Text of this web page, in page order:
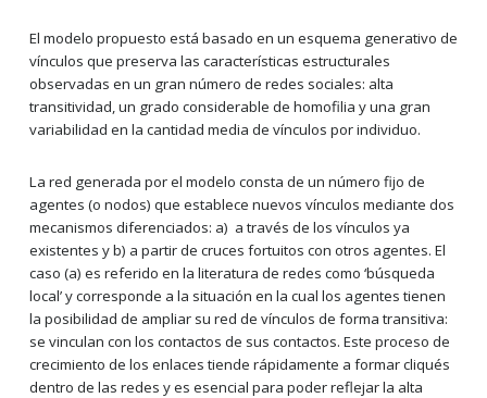
El modelo propuesto está basado en un esquema generativo de
vínculos que preserva las características estructurales
observadas en un gran número de redes sociales: alta
transitividad, un grado considerable de homofilia y una gran
variabilidad en la cantidad media de vínculos por individuo.
La red generada por el modelo consta de un número fijo de
agentes (o nodos) que establece nuevos vínculos mediante dos
mecanismos diferenciados: a) a través de los vínculos ya
existentes y b) a partir de cruces fortuitos con otros agentes. El
caso (a) es referido en la literatura de redes como ‘búsqueda
local’ y corresponde a la situación en la cual los agentes tienen
la posibilidad de ampliar su red de vínculos de forma transitiva:
se vinculan con los contactos de sus contactos. Este proceso de
crecimiento de los enlaces tiende rápidamente a formar cliqués
dentro de las redes y es esencial para poder reflejar la alta